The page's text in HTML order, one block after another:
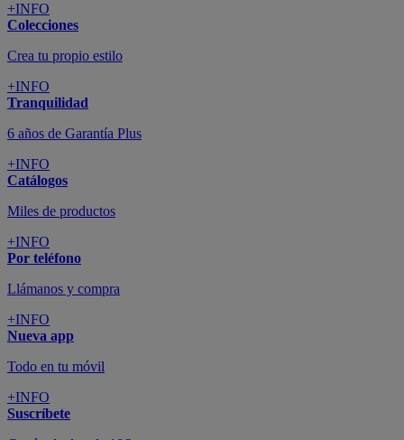
+INFO
Colecciones
Crea tu propio estilo
+INFO
Tranquilidad
6 años de Garantía Plus
+INFO
Catálogos
Miles de productos
+INFO
Por teléfono
Llámanos y compra
+INFO
Nueva app
Todo en tu móvil
+INFO
Suscríbete